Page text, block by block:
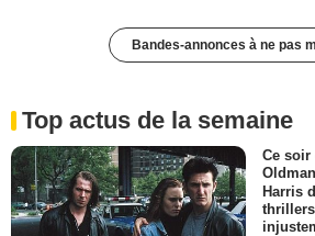
Bandes-annonces à ne pas
Top actus de la semaine
Ce soir
Harris
thrillers